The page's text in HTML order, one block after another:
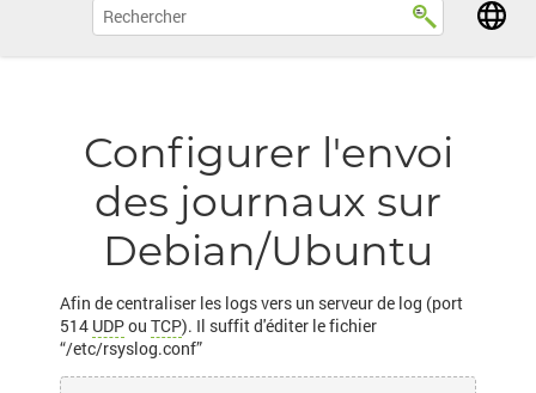
Configurer l'envoi
des journaux sur
Debian/Ubuntu
Afin de centraliser les logs vers un serveur de log (port
514 UDPou TCP). Il suffit d'éditer le fichier
“/etc/rsyslog.conf”